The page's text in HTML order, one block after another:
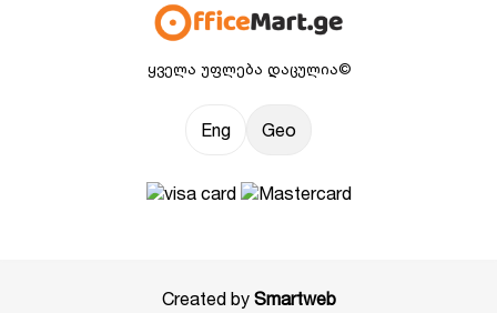
ყველა უფლება დაცულია©
Eng Geo
Created by Smartweb